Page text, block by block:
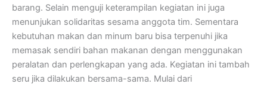
barang. Selain menguji keterampilan kegiatan ini juga
menunjukan solidaritas sesama anggota tim. Sementara
kebutuhan makan dan minum baru bisa terpenuhi jika
memasak sendiri bahan makanan dengan menggunakan
peralatan dan perlengkapan yang ada. Kegiatan ini tambah
seru jika dilakukan bersama-sama. Mulai dari